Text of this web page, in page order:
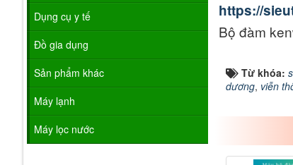
https://
Bộ đàm
Từ khóa:
dương, viễn
Dụng cụ y tế
Đồ gia dụng
Sản phẩm khác
Máy lạnh
Máy lọc nước